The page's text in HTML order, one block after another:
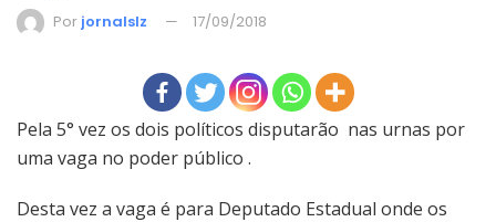
Por jornalslz 17/09/2018
Pela 5° vez os dois políticos disputarão nas urnas por
uma vaga no poder público .
Desta vez a vaga é para Deputado Estadual onde os